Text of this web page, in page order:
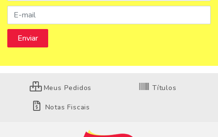
Meus Pedidos Títulos
Notas Fiscais